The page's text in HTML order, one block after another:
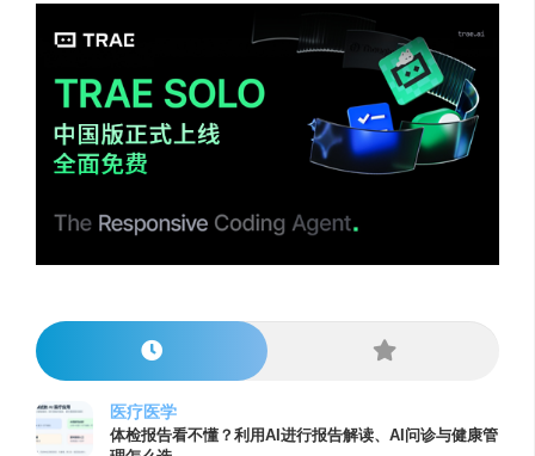
医疗医学
体检报告看不懂？利用AI进行报告解读、AI问诊与健康管